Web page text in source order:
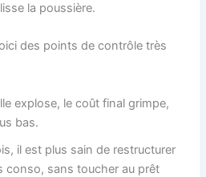
la poussière.
des points de contrôle très
explose, le coût final grimpe,
bas.
il est plus sain de restructurer
conso, sans toucher au prêt